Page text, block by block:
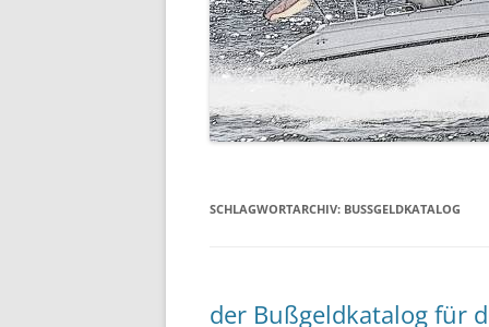
KORFU GPS &
SCHLAGWORTARCHIV: BUSSGELDKATALOG
der Bußgeldkatalog für